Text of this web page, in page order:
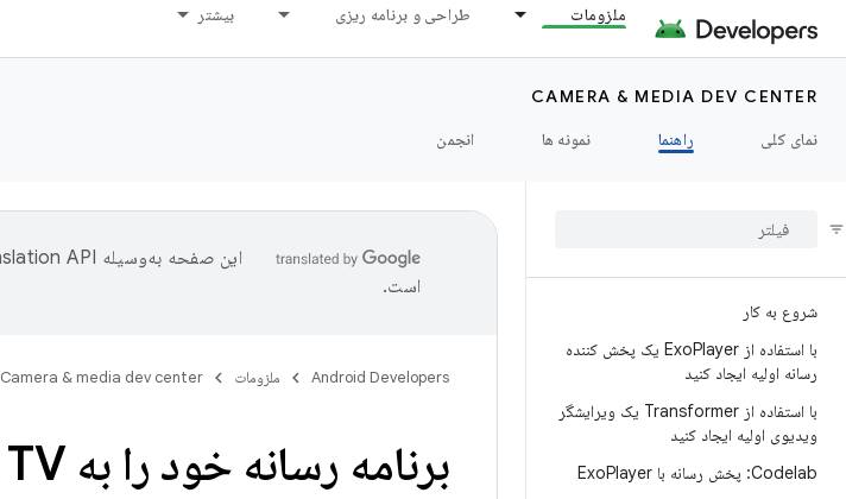
ملزومات طراحی و برنامه ریزی بیشتر
CAMERA & MEDIA DEV CENTER
نمای کلی
راهنما نمونه ها انجمن
شروع به کار
با استفاده از Exo
Player یک پخش کننده
رسانه اولیه ایجاد کنید
با استفاده از Transformer یک ویرایشگر
ویدیوی اولیه ایجاد کنید
Codelab: پخش رسانه با Exo
Player
این صفحه به‌وسیله
است.
Android Developers ملزومات Camera & media dev center
برنامه رسانه خود را به Android TV گسترش دهید